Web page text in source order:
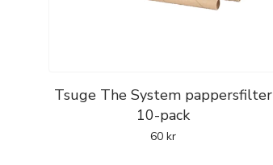
Tsuge The System pappersfilter
10-pack
60 kr